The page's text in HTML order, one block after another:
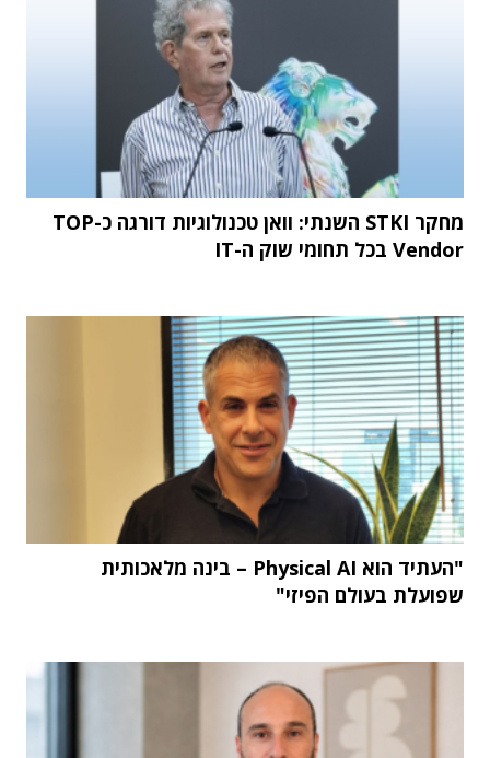
מחקר STKI השנתי: וואן טכנולוגיות דורגה כ-TOP
Vendor בכל תחומי שוק ה-IT
"העתיד הוא Physical AI – בינה מלאכותית
שפועלת בעולם הפיזי"